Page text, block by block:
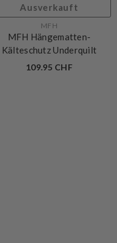
Ausverkauft
MFH
MFH Hängematten-
Kälteschutz Underquilt
109.95 CHF